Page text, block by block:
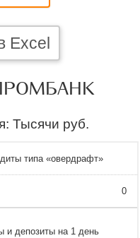
Excel
Тысячи руб.
типа «овердрафт»
0
и депозиты на 1 день